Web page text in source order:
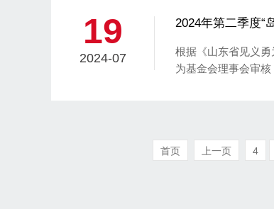
19
2024-07
2024年第二季度“
根据《山东省见义
为基金会理事会审
首页 上一页 4